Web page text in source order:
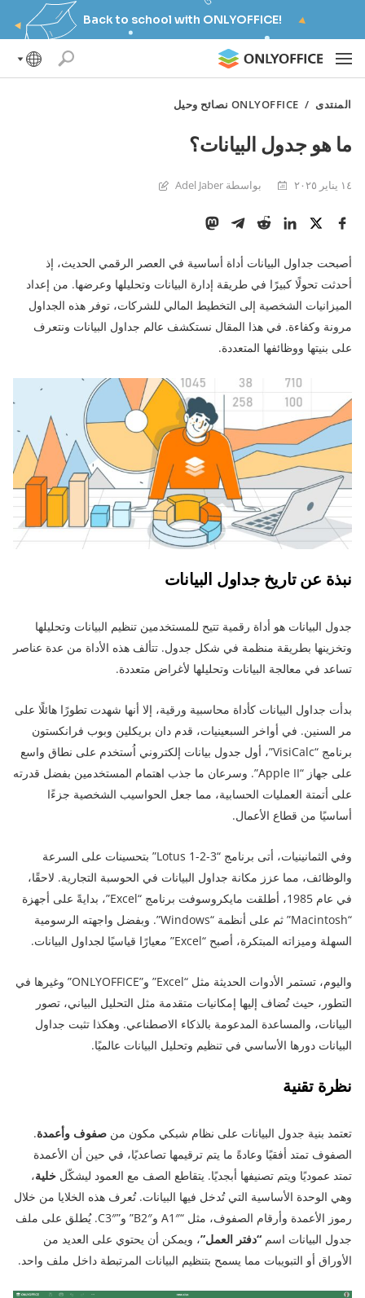
Back to school with ONLYOFFICE!
المنتدى / ONLYOFFICE نصائح وحيل
ما هو جدول البيانات؟
١٤ يناير ٢٠٢٥ بواسطة Adel Jaber
أصبحت جداول البيانات أداة أساسية في العصر الرقمي الحديث، إذ
أحدثت تحولًا كبيرًا في طريقة إدارة البيانات وتحليلها وعرضها. من إعداد
الميزانيات الشخصية إلى التخطيط المالي للشركات، توفر هذه الجداول
مرونة وكفاءة. في هذا المقال نستكشف عالم جداول البيانات ونتعرف
على بنيتها ووظائفها المتعددة.
نبذة عن تاريخ جداول البيانات
جدول البيانات هو أداة رقمية تتيح للمستخدمين تنظيم البيانات وتحليلها
وتخزينها بطريقة منظمة في شكل جدول. تتألف هذه الأداة من عدة عناصر
تساعد في معالجة البيانات وتحليلها لأغراض متعددة.
بدأت جداول البيانات كأداة محاسبية ورقية، إلا أنها شهدت تطورًا هائلًا على
مر السنين. في أواخر السبعينيات، قدم دان بريكلين وبوب فرانكستون
برنامج “VisiCalc”، أول جدول بيانات إلكتروني اُستخدم على نطاق واسع
على جهاز “Apple II”. وسرعان ما جذب اهتمام المستخدمين بفضل قدرته
على أتمتة العمليات الحسابية، مما جعل الحواسيب الشخصية جزءًا
أساسيًا من قطاع الأعمال.
وفي الثمانينيات، أتى برنامج “Lotus 1-2-3” بتحسينات على السرعة
والوظائف، مما عزز مكانة جداول البيانات في الحوسبة التجارية. لاحقًا،
في عام 1985، أطلقت مايكروسوفت برنامج “Excel”، بدايةً على أجهزة
“Macintosh” ثم على أنظمة “Windows”. وبفضل واجهته الرسومية
السهلة وميزاته المبتكرة، أصبح “Excel” معيارًا قياسيًا لجداول البيانات.
واليوم، تستمر الأدوات الحديثة مثل “Excel” و”ONLYOFFICE” وغيرها في
التطور، حيث تُضاف إليها إمكانيات متقدمة مثل التحليل البياني، تصور
البيانات، والمساعدة المدعومة بالذكاء الاصطناعي. وهكذا تثبت جداول
البيانات دورها الأساسي في تنظيم وتحليل البيانات عالميًا.
نظرة تقنية
تعتمد بنية جدول البيانات على نظام شبكي مكون من صفوف وأعمدة.
الصفوف تمتد أفقيًا وعادةً ما يتم ترقيمها تصاعديًا، في حين أن الأعمدة
تمتد عموديًا ويتم تصنيفها أبجديًا. يتقاطع الصف مع العمود ليشكّل خلية،
وهي الوحدة الأساسية التي تُدخل فيها البيانات. تُعرف هذه الخلايا من خلال
رموز الأعمدة وأرقام الصفوف، مثل “A1″ وB2″” و”C3″. يُطلق على ملف
جدول البيانات اسم “دفتر العمل”، ويمكن أن يحتوي على العديد من
الأوراق أو التبويبات مما يسمح بتنظيم البيانات المرتبطة داخل ملف واحد.